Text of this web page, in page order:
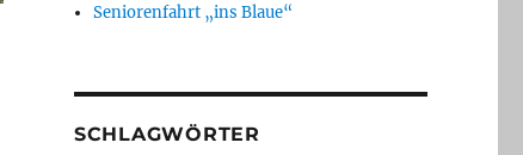
Seniorenfahrt „ins Blaue“
SCHLAGWÖRTER